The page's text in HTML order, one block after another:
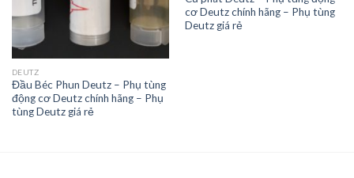
DEUTZ
Đầu Béc Phun Deutz – Phụ tùng
động cơ Deutz chính hãng – Phụ
tùng Deutz giá rẻ
cơ Deutz chính hãng – Phụ tùng
Deutz giá rẻ